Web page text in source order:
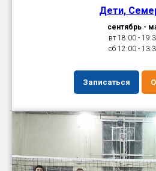
Дети,
сентябрь -
вт 18:00 -
сб 12:00 -
Записаться